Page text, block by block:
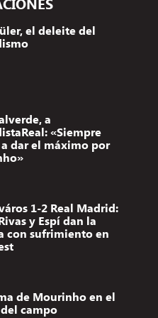
el deleite del
a
«Siempre
dar el máximo por
1-2 Real Madrid:
y Espí dan la
con sufrimiento en
de Mourinho en el
campo